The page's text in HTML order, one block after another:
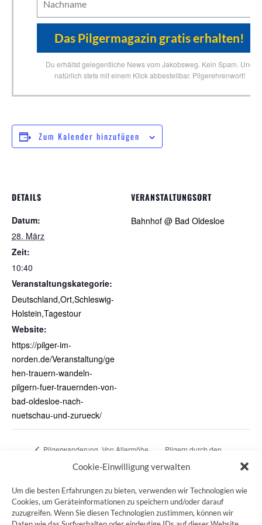
Cookie-Einwilligung verwalten
Um die besten Erfahrungen zu bieten, verwenden wir Technologien wie
Cookies, um Geräteinformationen zu speichern und/oder darauf
zuzugreifen. Wenn Sie diesen Technologien zustimmen, können wir
Du erhältst gelegentliche News vom Jakobsweg. Kein Spam. Und
natürlich stets mit einem Klick abbestellbar. Pilgerehrenwort!
Zum Kalender hinzufügen
DETAILS
Datum:
28. März
Zeit:
10:40
Veranstaltungskategorie:
Deutschland,Ort,Schleswig-
Holstein,Tagestour
Website:
https://pilger-im-
norden.de/Veranstaltung/ge
hen-trauern-wandeln-
pilgern-fuer-trauernden-von-
bad-oldesloe-nach-
nuetschau-und-zurueck/
VERANSTALTUNGSORT
Bahnhof @ Bad Oldesloe
Pilgerwanderung „Von Allermöhe
bis Rothenburgsort“
Pilgern durch den
Schlossgarten Eutin
ZUM JAKOBSWEG SHOP